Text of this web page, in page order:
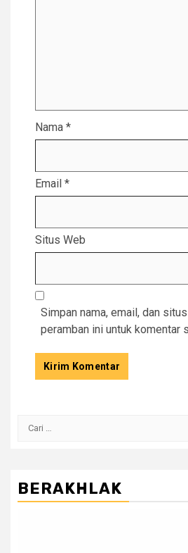
Nama *
Email *
Situs Web
Simpan nama, email, dan
peramban ini untuk komentar
Cari
BERAKHLAK